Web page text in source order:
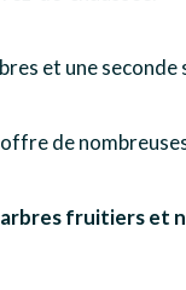
et une seconde
de
arbres fruitiers